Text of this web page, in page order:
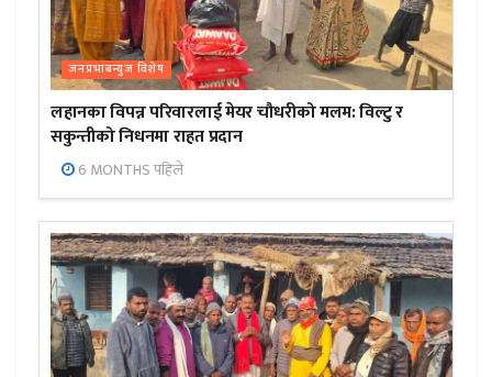
जनप्रभाबन्युज विशेष
लहानका विपन्न परिवारलाई मेयर चौधरीको मलम: विल्टु र
सकुन्तीको निधनमा राहत प्रदान
6 MONTHS पहिले